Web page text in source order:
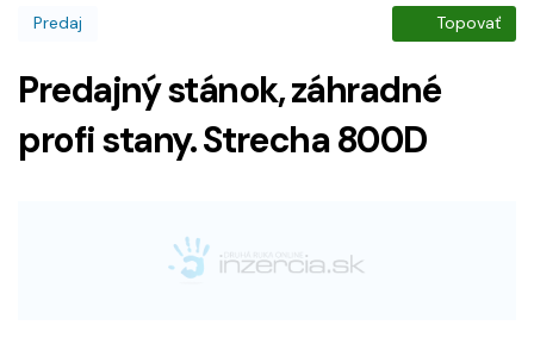
Predaj Topovať
Predajný stánok, záhradné
profi stany. Strecha 800D